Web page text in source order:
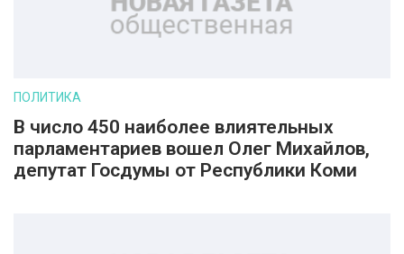
ПОЛИТИКА
В число 450 наиболее влиятельных
парламентариев вошел Олег Михайлов,
депутат Госдумы от Республики Коми